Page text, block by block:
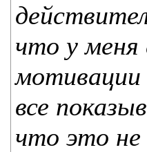
что у меня
мотивации
все
что это